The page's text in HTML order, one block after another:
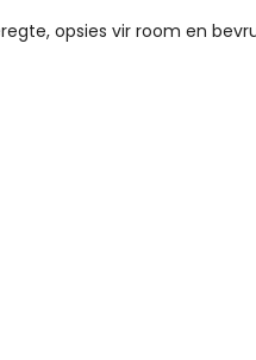
opsies vir room en